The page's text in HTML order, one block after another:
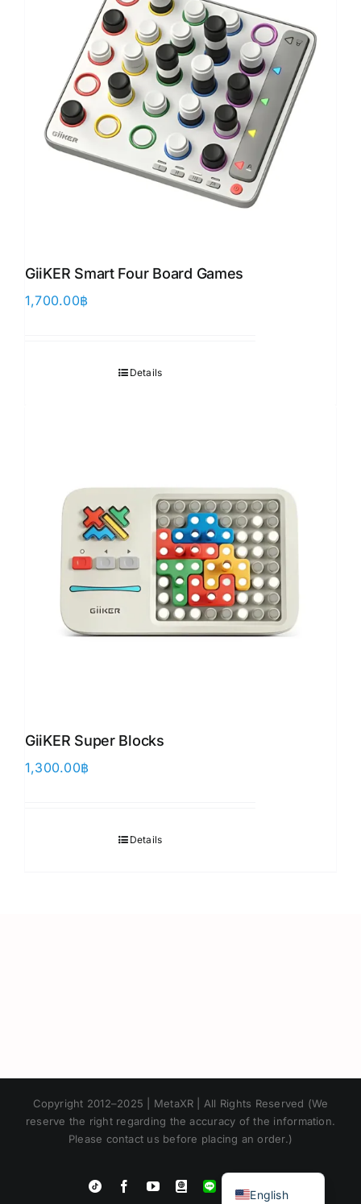
GiiKER Smart Four Board Games
1,700.00฿
Details
GiiKER Super Blocks
1,300.00฿
Details
Copyright 2012–2025 | MetaXR | All Rights Reserved (We
reserve the right regarding the accuracy of the information.
Please contact us before placing an order.)
Tiktok FacebookYouTubeBlogger
LINE
English
Chinese
Korean